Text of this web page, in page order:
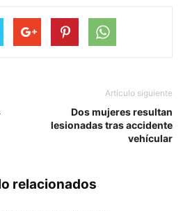
Artículo siguiente
Dos mujeres resultan
lesionadas tras accidente
vehícular
relacionados